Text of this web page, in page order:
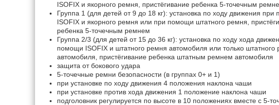
ISOFIX и якорного ремня, пристёгивание ребенка 5-точечным
Группа 1 (для детей от 9 до 18 кг): установка по ходу движения
ISOFIX и якорного ремня или при помощи штатного ремня,
ребенка 5-точечным ремнем
Группа 2/3 (для детей от 15 до 36 кг): установка по ходу хода
помощи ISOFIX и штатного ремня автомобиля или только штатного
автомобиля, пристёгивание ребенка штатным ремнем автомобиля
защита от бокового удара
5-точечные ремни безопасности (в группах 0+ и 1)
при установке по ходу движения 4 положения наклона чаши
при установке против хода движения 1 положение наклона чаши
подголовник регулируется по высоте в 10 положениях вместе с 5-